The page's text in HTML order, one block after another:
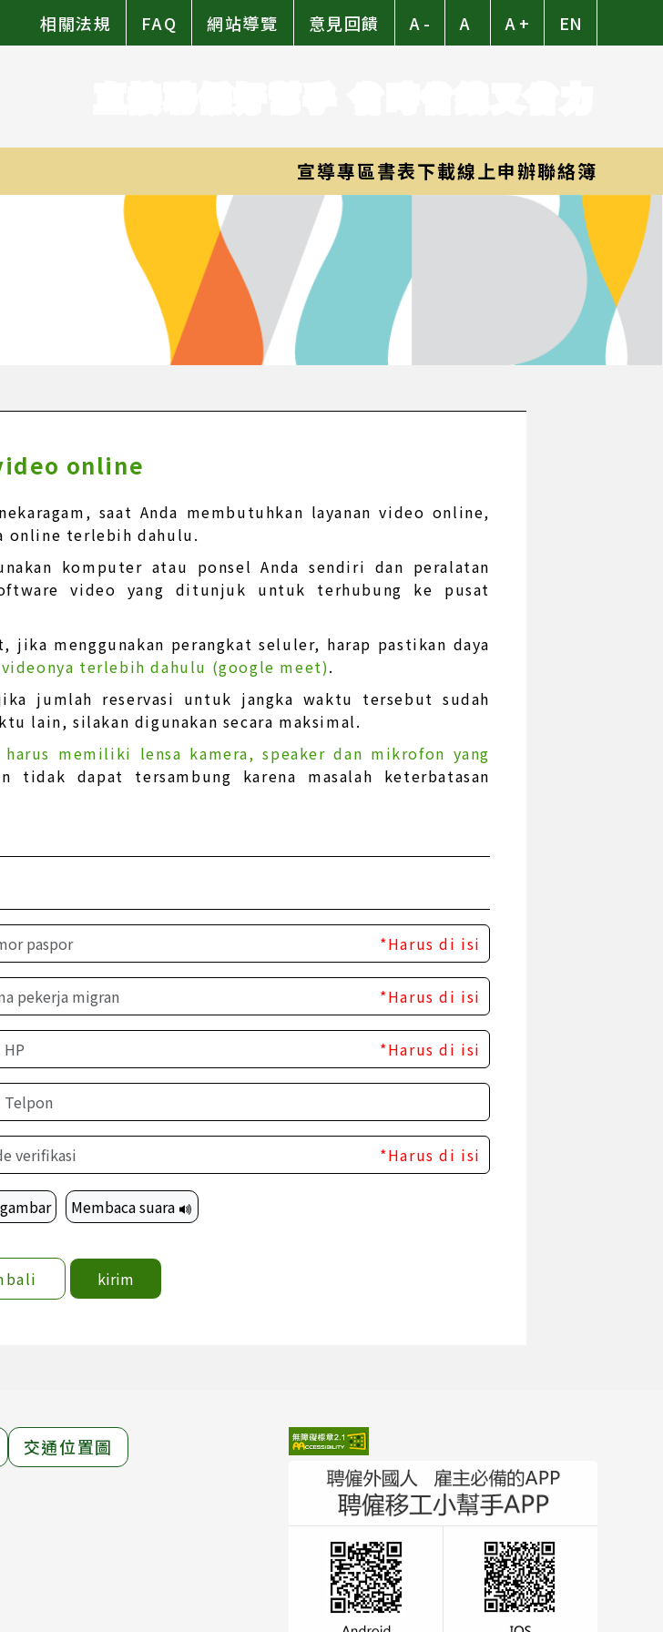
相關法規 FAQ 網站導覽 意見回饋 A - A A + EN
宣導專區書表下載線上申辦聯絡簿
online
saat Anda membutuhkan layanan video online,
online terlebih dahulu.
komputer atau ponsel Anda sendiri dan peralatan
video yang ditunjuk untuk terhubung ke pusat
menggunakan perangkat seluler, harap pastikan daya
terlebih dahulu (google meet).
jumlah reservasi untuk jangka waktu tersebut sudah
lain, silakan digunakan secara maksimal.
memiliki lensa kamera, speaker dan mikrofon yang
dapat tersambung karena masalah keterbatasan
*Harus di isi
*Harus di isi
*Harus di isi
*Harus di isi
Membaca suara
kirim
交通位置圖